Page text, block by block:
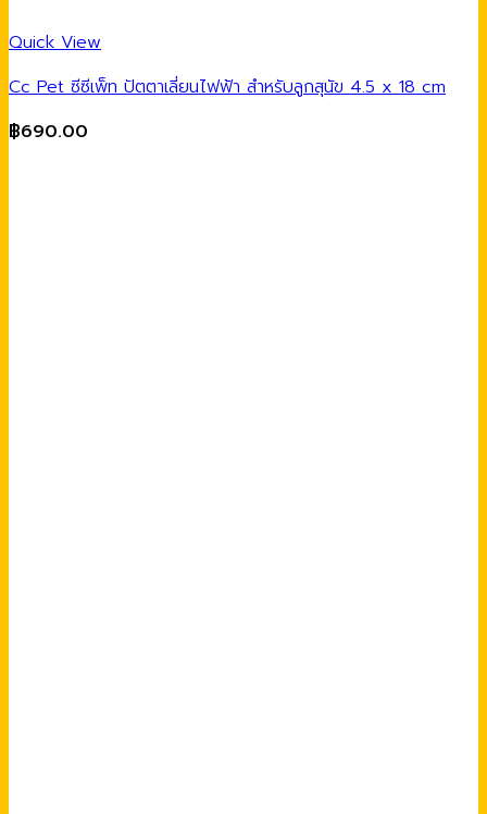
Quick View
Cc Pet ซีซีเพ็ท ปัตตาเลี่ยนไฟฟ้า สำหรับลูกสุนัข 4.5 x 18 cm
฿690.00